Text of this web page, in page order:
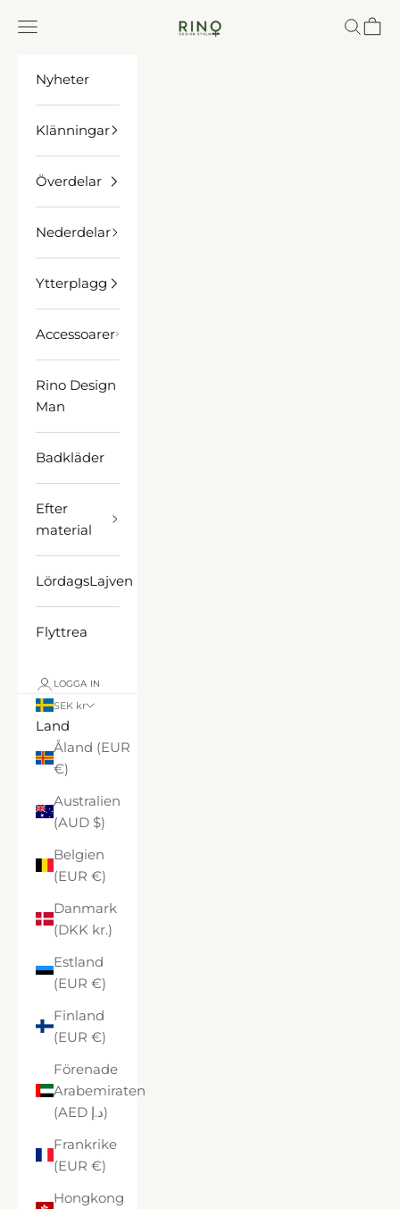
Rino Design Sthlm
Meny Sök
Nyheter
Klänningar
Överdelar
Nederdelar
Ytterplagg
Accessoarer
Rino Design
Man
Badkläder
Efter
material
LördagsLajven
Flyttrea
LOGGA IN
SEK kr
Land
Åland (EUR
€)
Australien
(AUD $)
Belgien
(EUR €)
Danmark
(DKK kr.)
Estland
(EUR €)
Finland
(EUR €)
Förenade
Arabemiraten
(AED د.إ)
Frankrike
(EUR €)
Hongkong